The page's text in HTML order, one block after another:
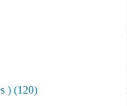
) (120)